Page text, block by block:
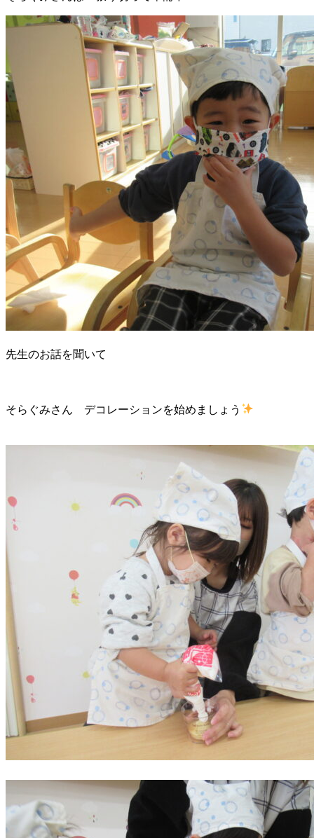
先生のお話を聞いて
そらぐみさん デコレーションを始めましょう